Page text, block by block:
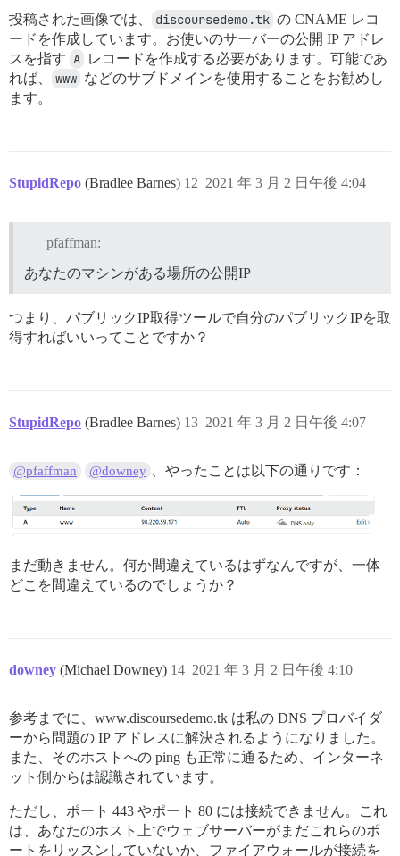
投稿された画像では、 discoursedemo.tk の CNAME レコ
ードを作成しています。お使いのサーバーの公開 IP アドレ
スを指す A レコードを作成する必要があります。可能であ
れば、
www などのサブドメインを使用することをお勧めし
ます。
StupidRepo (Bradlee Barnes) 2021 年 3 月 2 日午後 4:04
12
pfaffman:
あなたのマシンがある場所の公開IP
つまり、パブリックIP取得ツールで自分のパブリックIPを取
得すればいいってことですか？
StupidRepo (Bradlee Barnes) 2021 年 3 月 2 日午後 4:07
13
@pfaffman @downey 、やったことは以下の通りです：
まだ動きません。何か間違えているはずなんですが、一体
どこを間違えているのでしょうか？
downey (Michael Downey) 2021 年 3 月 2 日午後 4:10
14
参考までに、www.discoursedemo.tk は私の DNS プロバイダ
ーから問題の IP アドレスに解決されるようになりました。
また、そのホストへの ping も正常に通るため、インターネ
ット側からは認識されています。
ただし、ポート 443 やポート 80 には接続できません。これ
は、あなたのホスト上でウェブサーバーがまだこれらのポ
ートをリッスンしていないか、ファイアウォールが接続を